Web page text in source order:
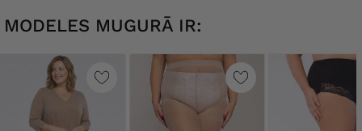
MODELES MUGURĀ IR: